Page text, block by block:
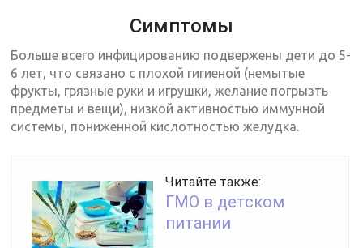
Симптомы
Больше всего инфицированию подвержены дети до 5-
6 лет, что связано с плохой гигиеной (немытые
фрукты, грязные руки и игрушки, желание погрызть
предметы и вещи), низкой активностью иммунной
системы, пониженной кислотностью желудка.
Читайте также:
ГМО в детском
питании